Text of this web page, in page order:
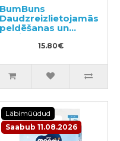
BumBuns
Daudzreizlietojamās
peldēšanas un
podiņmācību
autiņbiksīte M 11–15
15.80€
Läbimüüdud
Saabub 11.08.2026